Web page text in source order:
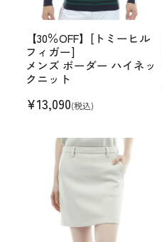
【30％OFF】[トミーヒル
フィガー]
メンズ ボーダー ハイネッ
クニット
¥13,090(税込)